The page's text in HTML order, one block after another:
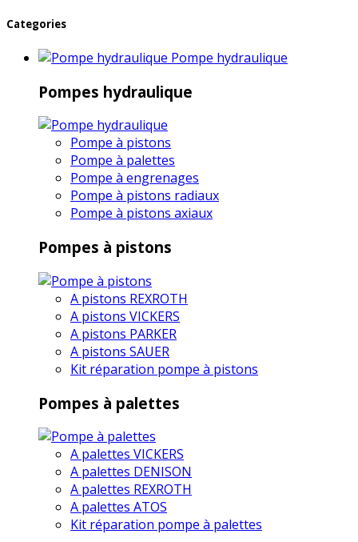
Categories
Pompe hydraulique
Pompes hydraulique
Pompe à pistons
Pompe à palettes
Pompe à engrenages
Pompe à pistons radiaux
Pompe à pistons axiaux
Pompes à pistons
A pistons REXROTH
A pistons VICKERS
A pistons PARKER
A pistons SAUER
Kit réparation pompe à pistons
Pompes à palettes
A palettes VICKERS
A palettes DENISON
A palettes REXROTH
A palettes ATOS
Kit réparation pompe à palettes